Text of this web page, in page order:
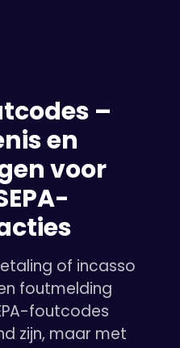
–
en
voor
of incasso
foutmelding
foutcodes
zijn, maar met